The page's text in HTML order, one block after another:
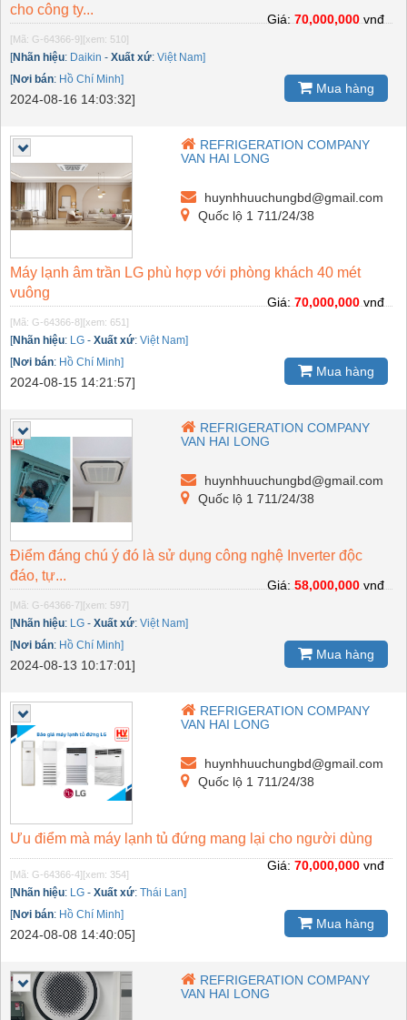
cho công ty...
[Mã: G-64366-9][xem: 510]
[Nhãn hiệu: Daikin - Xuất xứ: Việt Nam]
[Nơi bán: Hồ Chí Minh]
2024-08-16 14:03:32]
Giá: 70,000,000 vnđ
Mua hàng
REFRIGERATION COMPANY
VAN HAI LONG
huynhhuuchungbd@gmail.com
Quốc lộ 1 711/24/38
Máy lạnh âm trần LG phù hợp với phòng khách 40 mét
vuông
[Mã: G-64366-8][xem: 651]
[Nhãn hiệu: LG - Xuất xứ: Việt Nam]
[Nơi bán: Hồ Chí Minh]
2024-08-15 14:21:57]
Giá: 70,000,000 vnđ
Mua hàng
REFRIGERATION COMPANY
VAN HAI LONG
huynhhuuchungbd@gmail.com
Quốc lộ 1 711/24/38
Điểm đáng chú ý đó là sử dụng công nghệ Inverter độc
đáo, tự...
[Mã: G-64366-7][xem: 597]
[Nhãn hiệu: LG - Xuất xứ: Việt Nam]
[Nơi bán: Hồ Chí Minh]
2024-08-13 10:17:01]
Giá: 58,000,000 vnđ
Mua hàng
REFRIGERATION COMPANY
VAN HAI LONG
huynhhuuchungbd@gmail.com
Quốc lộ 1 711/24/38
Ưu điểm mà máy lạnh tủ đứng mang lại cho người dùng
[Mã: G-64366-4][xem: 354]
[Nhãn hiệu: LG - Xuất xứ: Thái Lan]
[Nơi bán: Hồ Chí Minh]
2024-08-08 14:40:05]
Giá: 70,000,000 vnđ
Mua hàng
REFRIGERATION COMPANY
VAN HAI LONG